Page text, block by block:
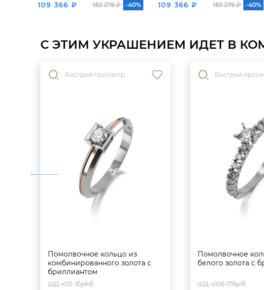
109 366 ₽ 182 276 ₽ -40% 109 366 ₽ 182 276 ₽ -40%
С ЭТИМ УКРАШЕНИЕМ ИДЕТ В
Быстрый просмотр
Помолвочное кольцо из
комбинированного золота с
бриллиантом
ШД-к112-1бр/кб
Быстрый
Помолвочное
белого золота с
ШД-к106-17бр/б